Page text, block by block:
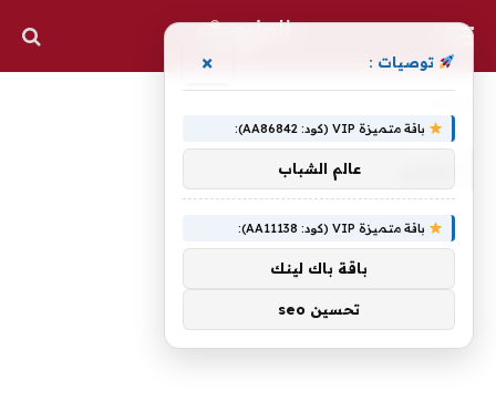
توصيات : ×
باقة متميزة VIP (كود: AA86842):
عالم الشباب
باقة متميزة VIP (كود: AA11138):
باقة باك لينك
تحسين seo